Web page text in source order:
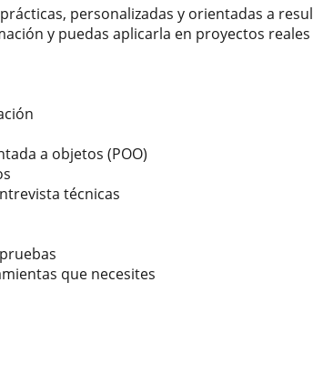
personalizadas y orientadas a
y puedas aplicarla en proyectos
a objetos (POO)
técnicas
que necesites